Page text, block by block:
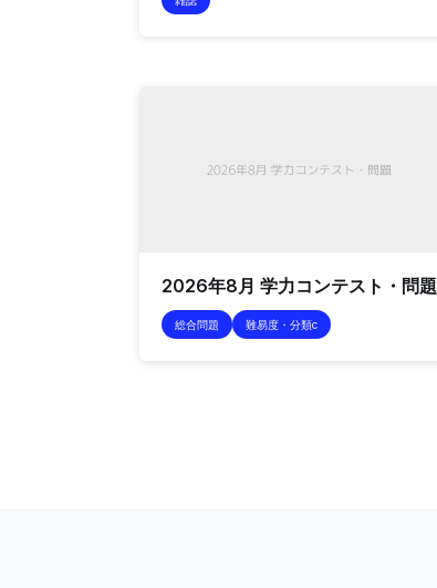
2026年8月 学力コンテスト・問題
総合問題 難易度・分類c